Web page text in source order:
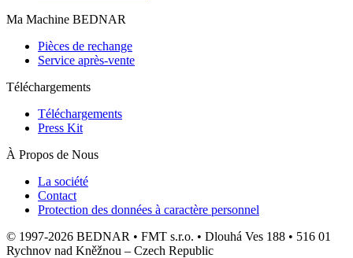
Ma Machine BEDNAR
Pièces de rechange
Service après-vente
Téléchargements
Téléchargements
Press Kit
À Propos de Nous
La société
Contact
Protection des données à caractère personnel
© 1997-2026 BEDNAR • FMT s.r.o. • Dlouhá Ves 188 • 516 01
Rychnov nad Kněžnou – Czech Republic